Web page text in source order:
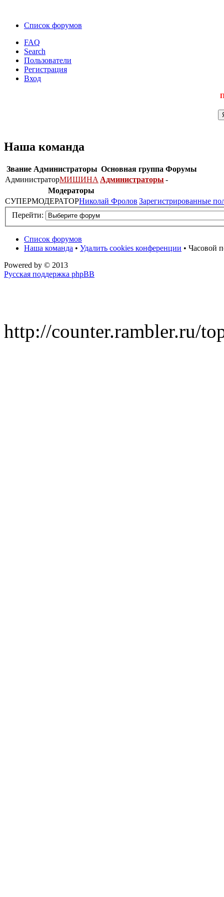
Список форумов
FAQ
Search
Пользователи
Регистрация
Вход
Наша команда
Звание Администраторы Основная группа Форумы
АдминистраторМИШИНА Администраторы -
Модераторы
СУПЕРМОДЕРАТОРНиколай Фролов Зарегистрированные
Перейти:
Список форумов
Наша команда • Удалить cookies конференции • Часовой
Powered by © 2013
Русская поддержка phpBB
http://counter.rambler.ru/